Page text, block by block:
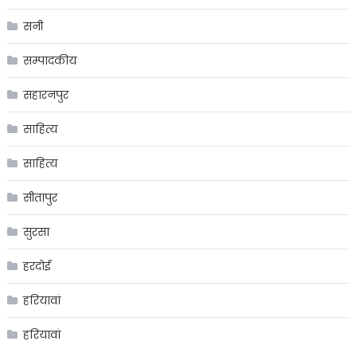
सनी
सम्पादकीय
सहारनपुर
साहित्य
साहित्य
सीतापुर
सुरसा
हरदोई
हरियावां
हरियावां